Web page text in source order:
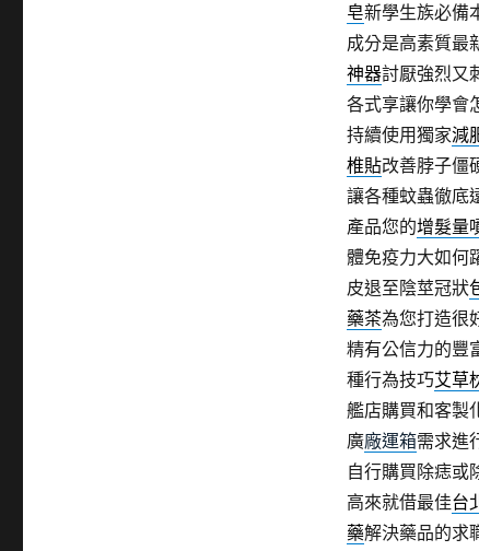
皂新學生族必備
成分是高素質最
神器討厭強烈又
各式享讓你學會
持續使用獨家減
椎貼改善脖子僵
讓各種蚊蟲徹底
產品您的增髮量
體免疫力大如何
皮退至陰莖冠狀
藥茶為您打造很
精有公信力的豐
種行為技巧艾草
艦店購買和客製
廣廠運箱需求進
自行購買除痣或
高來就借最佳台
藥解決藥品的求